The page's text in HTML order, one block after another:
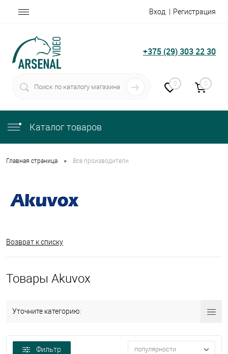
Вход Регистрация
+375 (29) 303 22 30
0 0
Каталог товаров
Главная страница • Все производители
Возврат к списку
Товары Akuvox
Уточните категорию:
Фильтр популярности